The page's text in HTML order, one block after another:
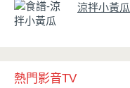
涼拌小黃瓜
熱門影音TV